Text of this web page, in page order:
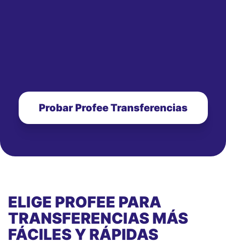
Probar Profee Transferencias
ELIGE PROFEE PARA
TRANSFERENCIAS MÁS
FÁCILES Y RÁPIDAS